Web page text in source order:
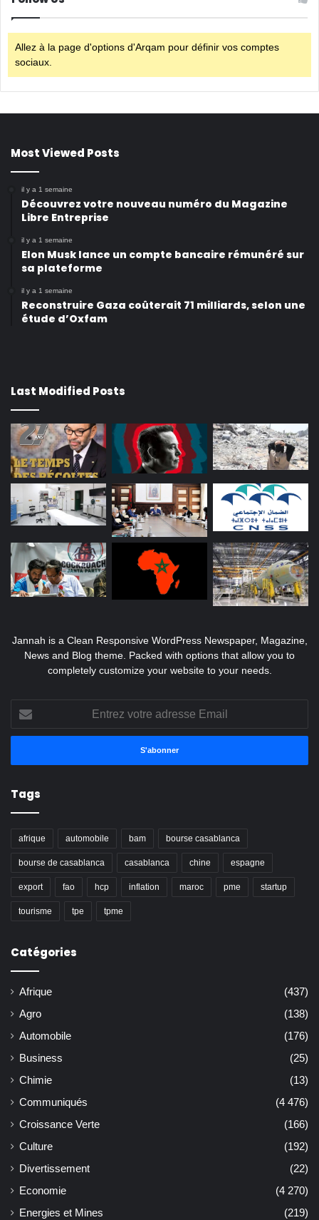
Allez à la page d'options d'Arqam pour définir vos comptes
sociaux.
Most Viewed Posts
il y a 1 semaine
Découvrez votre nouveau numéro du Magazine
Libre Entreprise
il y a 1 semaine
Elon Musk lance un compte bancaire rémunéré sur
sa plateforme
il y a 1 semaine
Reconstruire Gaza coûterait 71 milliards, selon une
étude d’Oxfam
Last Modified Posts
Jannah is a Clean Responsive WordPress Newspaper, Magazine,
News and Blog theme. Packed with options that allow you to
completely customize your website to your needs.
Entrez
votre
adresse
Tags
afrique automobile bam bourse casablanca
bourse de casablanca casablanca chine espagne
export fao hcp inflation maroc pme startup
tourisme tpe tpme
Catégories
Afrique
(437)
Agro
(138)
Automobile
(176)
Business
(25)
Chimie
(13)
Communiqués
(4 476)
Croissance Verte
(166)
Culture
(192)
Divertissement
(22)
Economie
(4 270)
Energies et Mines
(219)